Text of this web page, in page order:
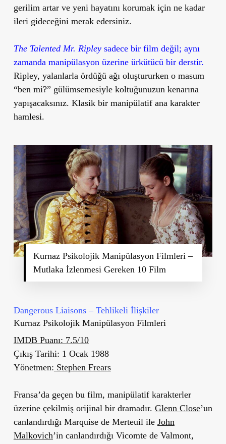
gerilim artar ve yeni hayatını korumak için ne kadar
ileri gideceğini merak edersiniz.
The Talented Mr. Ripleysadece bir film değil; aynı
zamanda manipülasyon üzerine ürkütücü bir derstir.
Ripley, yalanlarla ördüğü ağı oluştururken o masum
“ben mi?” gülümsemesiyle koltuğunuzun kenarına
yapışacaksınız. Klasik bir manipülatif ana karakter
hamlesi.
Kurnaz Psikolojik Manipülasyon Filmleri –
Mutlaka İzlenmesi Gereken 10 Film
Dangerous Liaisons – Tehlikeli İlişkiler
Kurnaz Psikolojik Manipülasyon Filmleri
IMDB Puanı: 7.5/10
Çıkış Tarihi: 1 Ocak 1988
Yönetmen: Stephen Frears
Fransa’da geçen bu film, manipülatif karakterler
üzerine çekilmiş orijinal bir dramadır. Glenn Close’un
canlandırdığı Marquise de Merteuil ile John
Malkovich’in canlandırdığı Vicomte de Valmont,